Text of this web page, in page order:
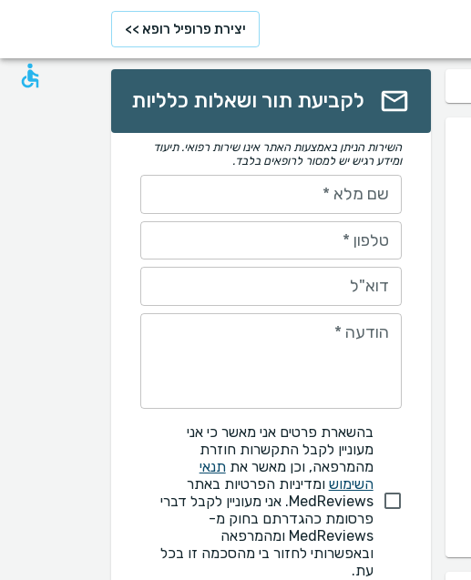
יצירת פרופיל רופא >>
לקביעת תור ושאלות כלליות
השירות הניתן באמצעות האתר אינו שירות רפואי. תיעוד
ומידע רגיש יש למסור לרופאים בלבד.
שם מלא *
טלפון *
דוא"ל
הודעה *
בהשארת פרטים אני מאשר כי אני
מעוניין לקבל התקשרות חוזרת
מהמרפאה, וכן מאשר אתתנאי
השימוש ומדיניות הפרטיות באתר
MedReviews. אני מעוניין לקבל דברי
פרסומת כהגדרתם בחוק מ-
MedReviews ומהמרפאה
ובאפשרותי לחזור בי מהסכמה זו בכל
עת.